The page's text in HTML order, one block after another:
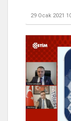
29 Ocak 2021